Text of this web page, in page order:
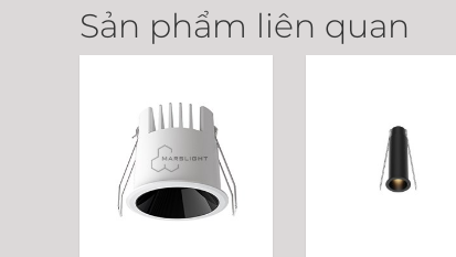
Sản phẩm liên quan